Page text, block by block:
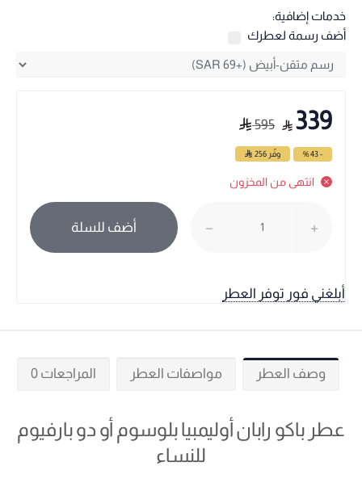
خدمات إضافية:
أضف رسمة لعطرك
339
595
- 43 % وفّر 256
انتهى من المخزون
أضف للسلة
أبلغني فور توفر العطر
وصف العطر مواصفات العطر المراجعات 0
عطر باكو رابان أوليمبيا بلوسوم أو دو بارفيوم
للنساء